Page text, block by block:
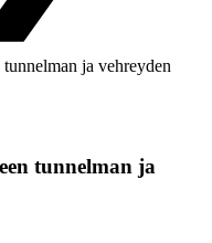
ja vehreyden
tunnelman ja